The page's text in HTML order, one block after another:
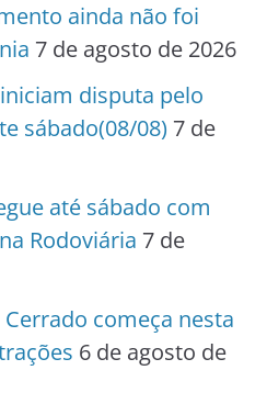
ainda não foi
7 de agosto de 2026
iniciam disputa pelo
sábado(08/08) 7 de
até sábado com
Rodoviária 7 de
começa nesta
6 de agosto de